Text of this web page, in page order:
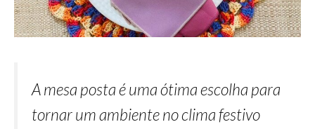
A mesa posta é uma ótima escolha para
tornar um ambiente no clima festivo